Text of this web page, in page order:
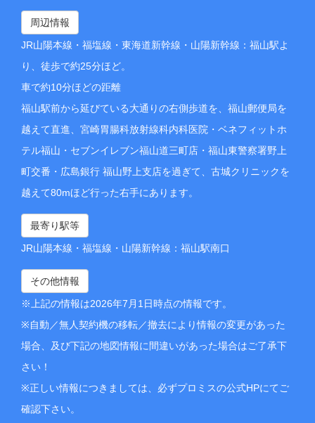
周辺情報
JR山陽本線・福塩線・東海道新幹線・山陽新幹線：福山駅よ
り、徒歩で約25分ほど。
車で約10分ほどの距離
福山駅前から延びている大通りの右側歩道を、福山郵便局を
越えて直進、宮崎胃腸科放射線科内科医院・ベネフィットホ
テル福山・セブンイレブン福山道三町店・福山東警察署野上
町交番・広島銀行 福山野上支店を過ぎて、古城クリニックを
越えて80mほど行った右手にあります。
最寄り駅等
JR山陽本線・福塩線・山陽新幹線：福山駅南口
その他情報
※上記の情報は2026年7月1日時点の情報です。
※自動／無人契約機の移転／撤去により情報の変更があった
場合、及び下記の地図情報に間違いがあった場合はご了承下
さい！
※正しい情報につきましては、必ずプロミスの公式HPにてご
確認下さい。